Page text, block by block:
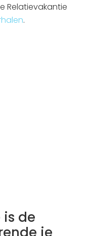
Relatievakantie
.
de
je